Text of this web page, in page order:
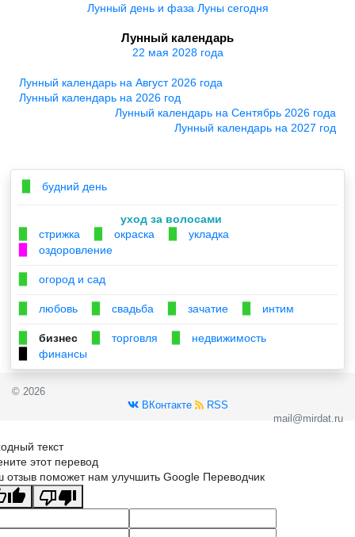
Лунный день и фаза Луны сегодня
Лунный календарь
22 мая 2028 года
Лунный календарь на Август 2026 года
Лунный календарь на 2026 год
Лунный календарь на Сентябрь 2026 года
Лунный календарь на 2027 год
будний день
уход за волосами
стрижка окраска укладка
оздоровление
огород и сад
любовь свадьба зачатие интим
бизнес торговля недвижимость
финансы
© 2026
ВКонтакте
RSS
mail@mirdat.ru
текст
этот перевод
отзыв поможет нам улучшить Google Переводчик